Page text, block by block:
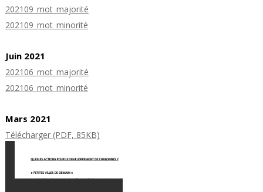
202109_mot_majorité
202109_mot_minorité
Juin 2021
202106_mot_majorité
202106_mot_minorité
Mars 2021
Télécharger (PDF, 85KB)